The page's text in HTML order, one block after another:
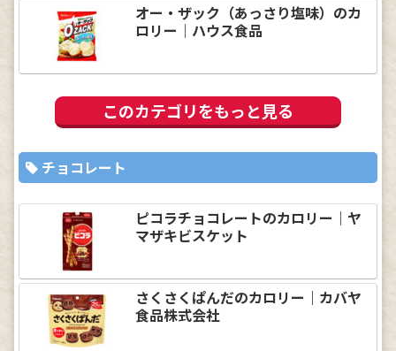
オー・ザック（あっさり塩味）のカ
ロリー｜ハウス食品
このカテゴリをもっと見る
チョコレート
ピコラチョコレートのカロリー｜ヤ
マザキビスケット
さくさくぱんだのカロリー｜カバヤ
食品株式会社